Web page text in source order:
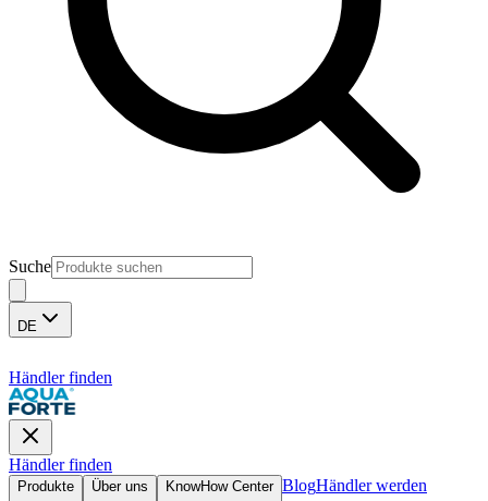
Suche
DE
Händler finden
Händler finden
Produkte Über uns KnowHow Center BlogHändler werden